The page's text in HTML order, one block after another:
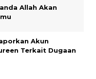
Allah Akan
Akun
Terkait Dugaan